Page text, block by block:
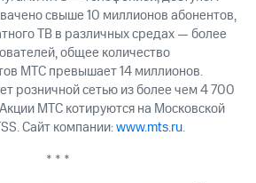
свыше 10 миллионов абонентов,
ТВ в различных средах — более
общее количество
МТС превышает 14 миллионов.
розничной сетью из более чем 4 700
МТС котируются на Московской
Сайт компании:www.mts.ru.
* * *